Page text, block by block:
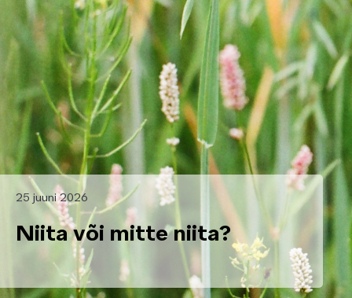
25 juuni 2026
Niita või mitte niita?